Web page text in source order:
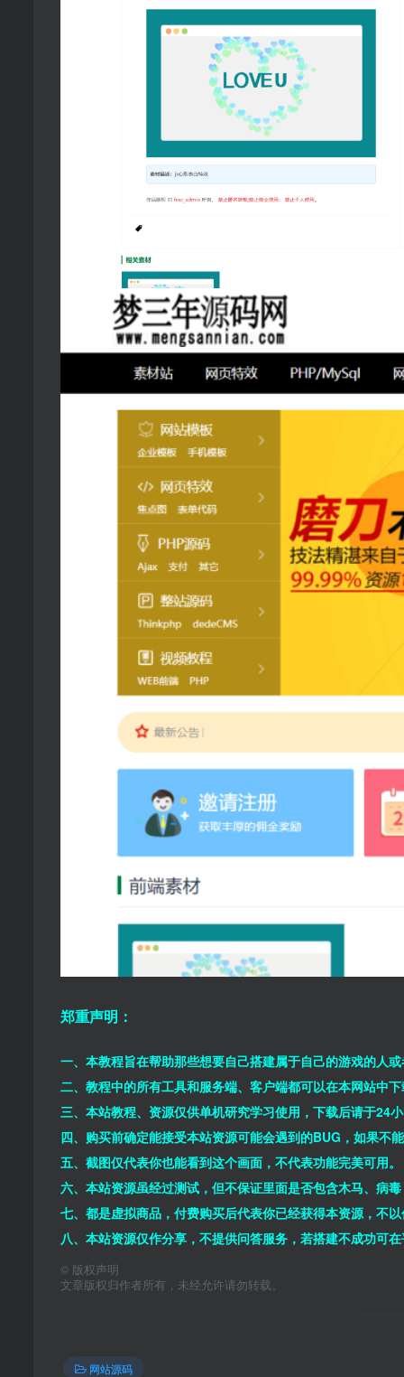
郑重声明：
一、本教程旨在帮助那些想要自己搭建属于自己的游戏的人
二、教程中的所有工具和服务端、客户端都可以在本网站中
三、本站教程、资源仅供单机研究学习使用，下载后请于24
四、购买前确定能接受本站资源可能会遇到的BUG，如果不
五、截图仅代表你也能看到这个画面，不代表功能完美可用。
六、本站资源虽经过测试，但不保证里面是否包含木马、病
七、都是虚拟商品，付费购买后代表你已经获得本资源，不
八、本站资源仅作分享，不提供问答服务，若搭建不成功可
© 版权声明
文章版权归作者所有，未经允许请勿转载。
网站源码